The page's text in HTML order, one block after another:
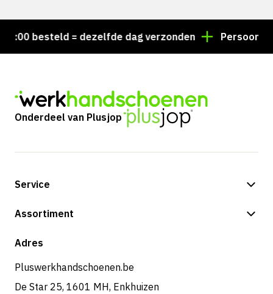
besteld = dezelfde dag verzonden Persoonlijk
Onderdeel van Plusjop
Service
Betalingsmogelijkheden
Retouren & service
Assortiment
Shop
Adres
Pluswerkhandschoenen.be
De Star 25, 1601 MH, Enkhuizen